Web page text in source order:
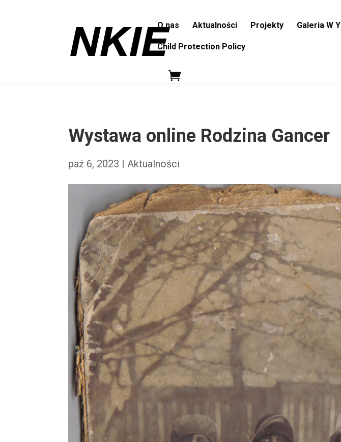
O nas Aktualności Projekty Galeria W Y
Child Protection Policy
Wystawa online Rodzina Gancer
paź 6, 2023 |Aktualności